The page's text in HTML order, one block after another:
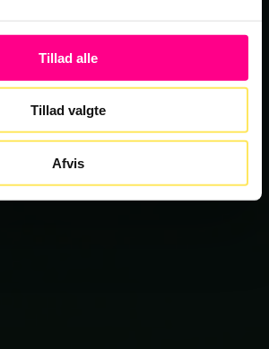
Tillad alle
Tillad valgte
Afvis